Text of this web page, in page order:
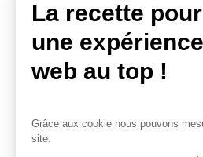
En savoir
Destiné aux